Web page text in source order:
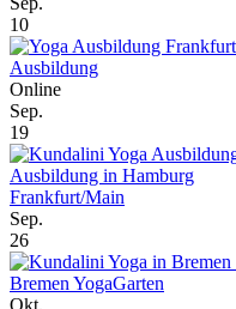
10
Ausbildung
Online
Sep.
19
Ausbildung in Hamburg
Frankfurt/Main
Sep.
26
Bremen YogaGarten